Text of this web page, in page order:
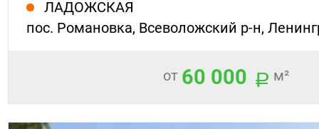
ЛАДОЖСКАЯ
пос. Романовка, Всеволожский р-н,
от 60 000 м²